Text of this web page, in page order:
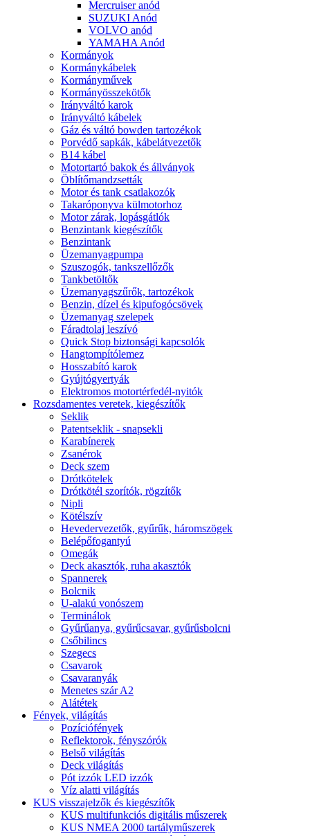
Mercruiser anód
SUZUKI Anód
VOLVO anód
YAMAHA Anód
Kormányok
Kormánykábelek
Kormányművek
Kormányösszekötők
Irányváltó karok
Irányváltó kábelek
Gáz és váltó bowden tartozékok
Porvédő sapkák, kábelátvezetők
B14 kábel
Motortartó bakok és állványok
Öblítőmandzsetták
Motor és tank csatlakozók
Takaróponyva külmotorhoz
Motor zárak, lopásgátlók
Benzintank kiegészítők
Benzintank
Üzemanyagpumpa
Szuszogók, tankszellőzők
Tankbetöltők
Üzemanyagszűrők, tartozékok
Benzin, dízel és kipufogócsövek
Üzemanyag szelepek
Fáradtolaj leszívó
Quick Stop biztonsági kapcsolók
Hangtompítólemez
Hosszabító karok
Gyújtógyertyák
Elektromos motortérfedél-nyitók
Rozsdamentes veretek, kiegészítők
Seklik
Patentseklik - snapsekli
Karabínerek
Zsanérok
Deck szem
Drótkötelek
Drótkötél szorítók, rögzítők
Nipli
Kötélszív
Hevedervezetők, gyűrűk, háromszögek
Belépőfogantyú
Omegák
Deck akasztók, ruha akasztók
Spannerek
Bolcnik
U-alakú vonószem
Terminálok
Gyűrűanya, gyűrűcsavar, gyűrűsbolcni
Csőbilincs
Szegecs
Csavarok
Csavaranyák
Menetes szár A2
Alátétek
Fények, világítás
Pozíciófények
Reflektorok, fényszórók
Belső világítás
Deck világítás
Pót izzók LED izzók
Víz alatti világítás
KUS visszajelzők és kiegészítők
KUS multifunkciós digitális műszerek
KUS NMEA 2000 tartályműszerek